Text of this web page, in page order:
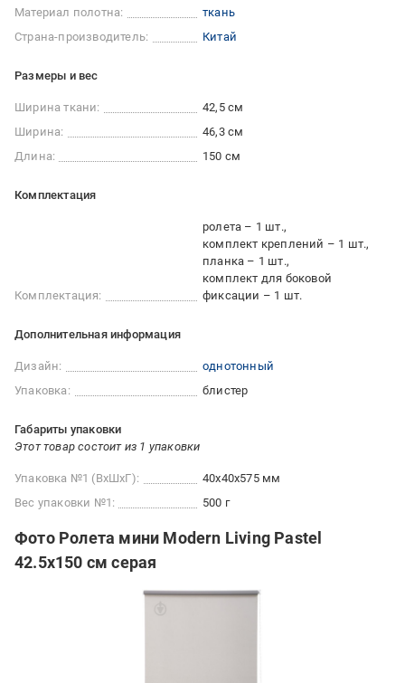
Материал полотна:
ткань
Страна-производитель:
Китай
Размеры и вес
Ширина ткани:
42,5 см
Ширина:
46,3 см
Длина:
150 см
Комплектация
Комплектация:
ролета – 1 шт.
комплект креплений – 1 шт.
планка – 1 шт.
комплект для боковой
фиксации – 1 шт.
Дополнительная информация
Дизайн:
однотонный
Упаковка:
блистер
Габариты упаковки
Этот товар состоит из 1 упаковки
Упаковка №1 (ВхШхГ):
40x40x575 мм
Вес упаковки №1:
500 г
Фото Ролета мини Modern Living Pastel
42.5x150 см серая